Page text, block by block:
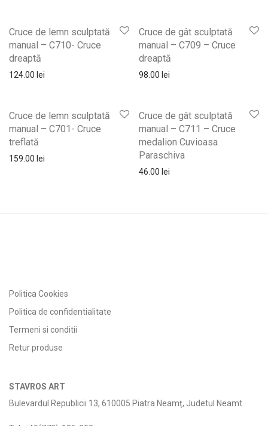
Cruce de lemn sculptată
manual – C710- Cruce
dreaptă
124.00 lei
Cruce de gât sculptată
manual – C709 – Cruce
dreaptă
98.00 lei
Cruce de lemn sculptată
manual – C701- Cruce
treflată
159.00 lei
Cruce de gât sculptată
manual – C711 – Cruce
medalion Cuvioasa
Paraschiva
46.00 lei
Politica Cookies
Politica de confidentialitate
Termeni si conditii
Retur produse
STAVROS ART
Bulevardul Republicii 13, 610005 Piatra Neamț, Judetul Neamt